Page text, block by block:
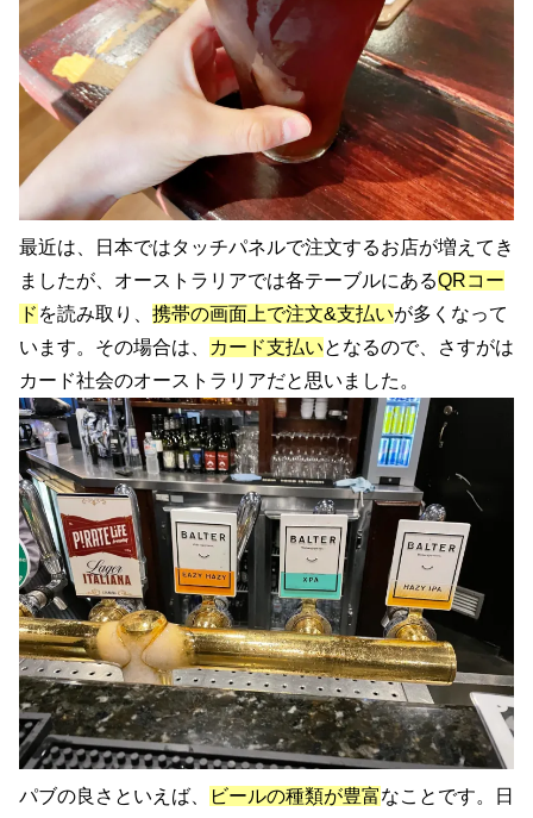
最近は、日本ではタッチパネルで注文するお店が増えてき
ましたが、オーストラリアでは各テーブルにあるQRコー
ド を読み取り、 携帯の画面上で注文&支払いが多くなって
います。その場合は、
カード支払いとなるので、さすがは
カード社会のオーストラリアだと思いました。
パブの良さといえば、 ビールの種類が豊富なことです。日